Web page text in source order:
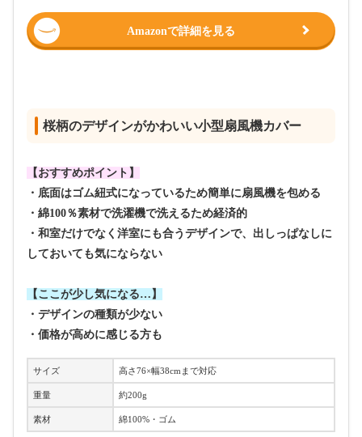
Amazonで詳細を見る
桜柄のデザインがかわいい小型扇風機カバー
【おすすめポイント】
・底面はゴム紐式になっているため簡単に扇風機を包める
・綿100％素材で洗濯機で洗えるため経済的
・和室だけでなく洋室にも合うデザインで、出しっぱなしに
しておいても気にならない
【ここが少し気になる…】
・デザインの種類が少ない
・価格が高めに感じる方も
サイズ 高さ76×幅38cmまで対応
重量 約200g
素材 綿100%・ゴム